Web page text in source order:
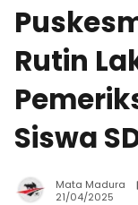
Rutin
Siswa
Mata Madura
21/04/2025